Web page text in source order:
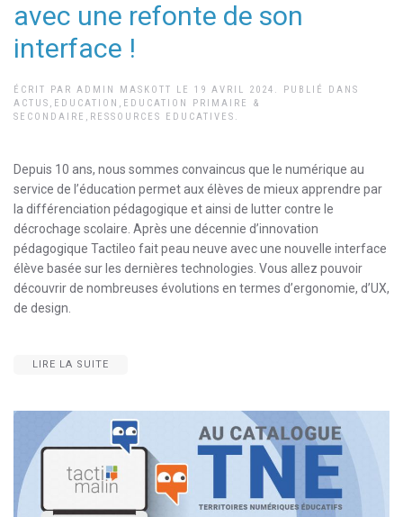
avec une refonte de son
interface !
ÉCRIT PAR ADMIN MASKOTT LE 19 AVRIL 2024 . PUBLIÉ DANS
ACTUS , EDUCATION , EDUCATION PRIMAIRE &
SECONDAIRE , RESSOURCES EDUCATIVES .
Depuis 10 ans, nous sommes convaincus que le numérique au
service de l’éducation permet aux élèves de mieux apprendre par
la différenciation pédagogique et ainsi de lutter contre le
décrochage scolaire. Après une décennie d’innovation
pédagogique Tactileo fait peau neuve avec une nouvelle interface
élève basée sur les dernières technologies. Vous allez pouvoir
découvrir de nombreuses évolutions en termes d’ergonomie, d’UX,
de design.
LIRE LA SUITE